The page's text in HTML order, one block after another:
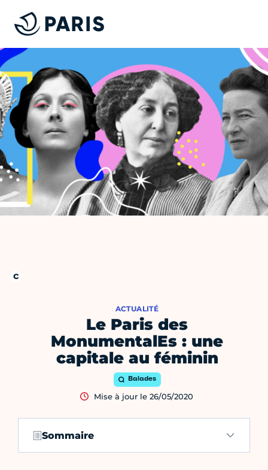
Le Paris des
MonumentalEs : une
capitale au féminin
ACTUALITÉ
Balades
Mise à jour le 26/05/2020
Sommaire